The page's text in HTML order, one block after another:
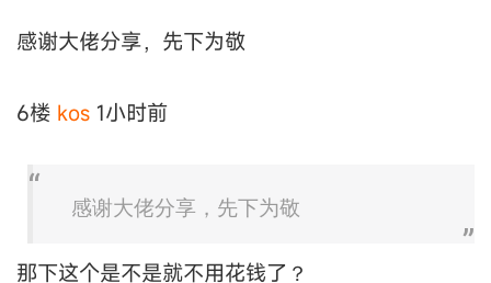
感谢大佬分享，先下为敬
6楼 kos 1小时前
感谢大佬分享，先下为敬
那下这个是不是就不用花钱了？